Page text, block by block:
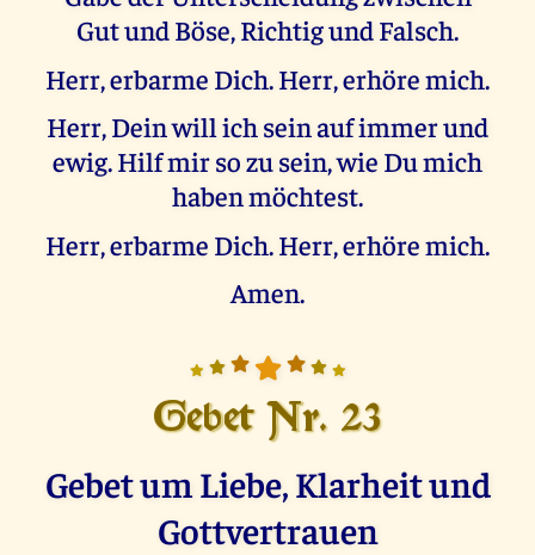
Gut und Böse, Richtig und Falsch.
Herr, erbarme Dich. Herr, erhöre mich.
Herr, Dein will ich sein auf immer und
ewig. Hilf mir so zu sein, wie Du mich
haben möchtest.
Herr, erbarme Dich. Herr, erhöre mich.
Amen.
Gebet Nr. 23
Gebet um Liebe, Klarheit und
Gottvertrauen